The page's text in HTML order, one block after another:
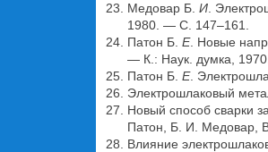
Медовар Б. И .
1980. — С. 147–161.
Патон Б. Е. Новые
— К.: Наук. думка,
Патон Б. Е.
Электрошлаковый
Новый способ сварки
Патон, Б. И. Медовар,
Влияние